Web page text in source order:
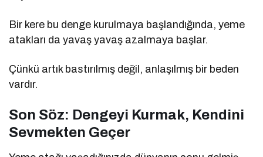
Bir kere bu denge kurulmaya başlandığında, yeme
atakları da yavaş yavaş azalmaya başlar.
Çünkü artık bastırılmış değil, anlaşılmış bir beden
vardır.
Son Söz: Dengeyi Kurmak, Kendini
Sevmekten Geçer